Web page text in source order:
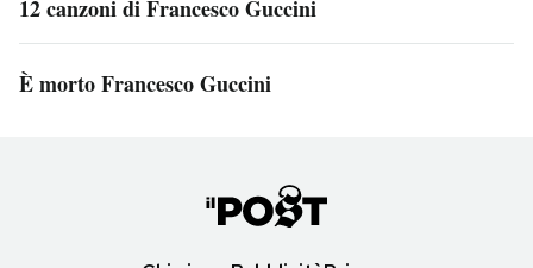
12 canzoni di Francesco Guccini
È morto Francesco Guccini